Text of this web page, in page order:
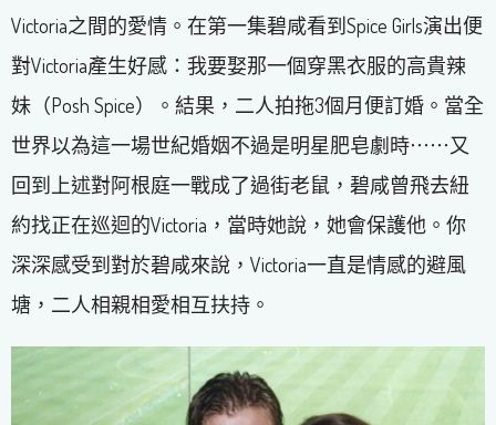
Victoria之間的愛情。在第一集碧咸看到Spice Girls演出便
對Victoria產生好感：我要娶那一個穿黑衣服的高貴辣
妹（Posh Spice）。結果，二人拍拖3個月便訂婚。當全
世界以為這一場世紀婚姻不過是明星肥皂劇時⋯⋯又
回到上述對阿根庭一戰成了過街老鼠，碧咸曾飛去紐
約找正在巡迴的Victoria，當時她說，她會保護他。你
深深感受到對於碧咸來說，Victoria一直是情感的避風
塘，二人相親相愛相互扶持。